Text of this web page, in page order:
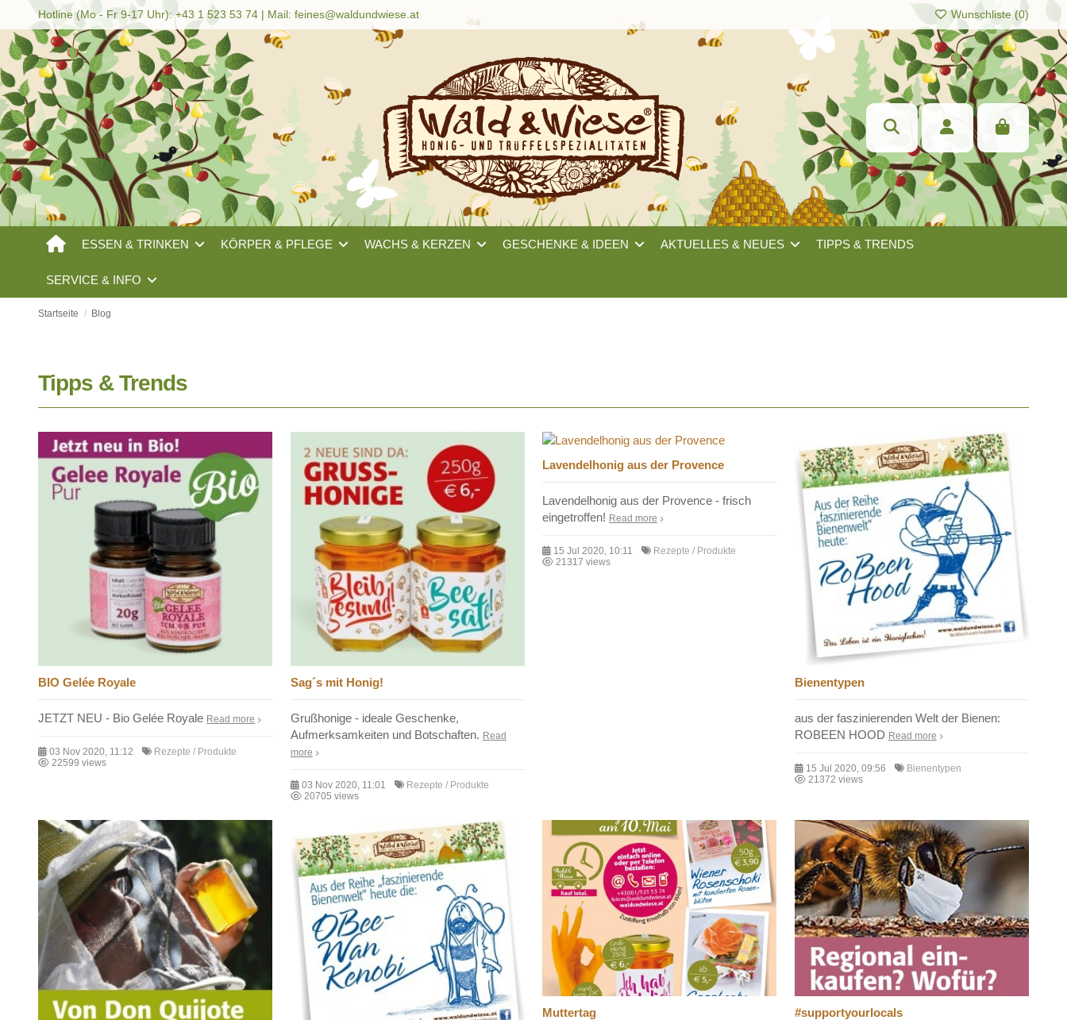
Hotline (Mo - Fr 9-17 Uhr): +43 1 523 53 74 | Mail:feines@waldundwiese.at Wunschliste (0)
ESSEN & TRINKEN KÖRPER & PFLEGE WACHS & KERZEN GESCHENKE & IDEEN AKTUELLES & NEUES TIPPS & TRENDS
SERVICE & INFO
Startseite Blog
Tipps & Trends
BIO Gelée Royale
JETZT NEU - Bio Gelée Royale Read more
03 Nov 2020, 11:12
Rezepte / Produkte
22599 views
Sag´s mit Honig!
Grußhonige - ideale Geschenke,
Aufmerksamkeiten und Botschaften. Read
more
03 Nov 2020, 11:01
Rezepte / Produkte
20705 views
Lavendelhonig aus der Provence
Lavendelhonig aus der Provence - frisch
eingetroffen! Read more
15 Jul 2020, 10:11
Rezepte / Produkte
21317 views
Bienentypen
aus der faszinierenden Welt der Bienen:
ROBEEN HOOD Read more
15 Jul 2020, 09:56
Bienentypen
21372 views
Muttertag #supportyourlocals